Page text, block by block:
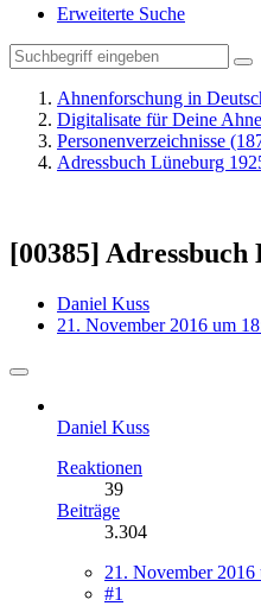
Erweiterte Suche
Ahnenforschung in
Digitalisate für Deine
Personenverzeichnisse
Adressbuch Lüneburg
[00385]
Daniel Kuss
21. November 2016 um
Daniel Kuss
Reaktionen
39
Beiträge
3.304
21. November 2016
#1